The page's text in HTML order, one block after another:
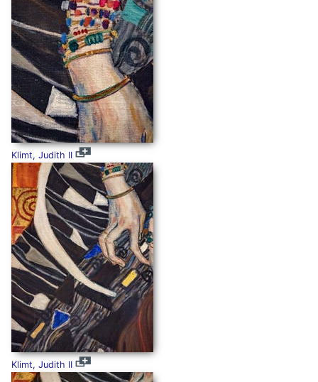
Klimt, Judith II
Klimt, Judith II